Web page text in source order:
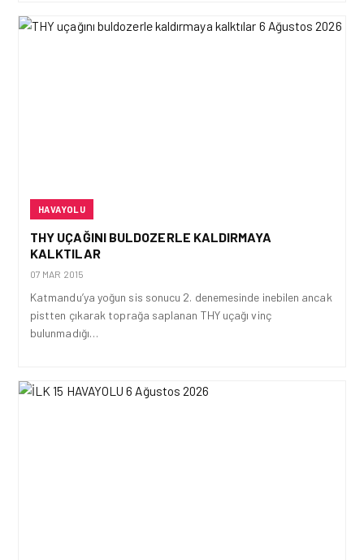
HAVAYOLU
THY UÇAĞINI BULDOZERLE KALDIRMAYA
KALKTILAR
07 MAR 2015
Katmandu’ya yoğun sis sonucu 2. denemesinde inebilen ancak
pistten çıkarak toprağa saplanan THY uçağı vinç
bulunmadığı…